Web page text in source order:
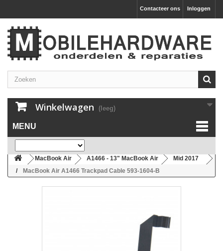
Inloggen
Contacteer ons
Winkelwagen (leeg)
MENU
MacBook Air A1466 - 13" MacBook Air
Mid 2017
MacBook Air A1466 Trackpad Cable 593-1604-B